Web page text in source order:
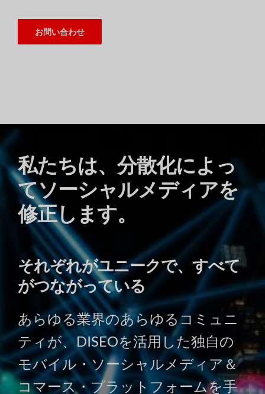
お問い合わせ
私たちは、分散化によっ
てソーシャルメディアを
修正します。
それぞれがユニークで、すべて
がつながっている
あらゆる業界のあらゆるコミュニ
ティが、DISEOを活用した独自の
モバイル・ソーシャルメディア＆
コマース・プラットフォームを手